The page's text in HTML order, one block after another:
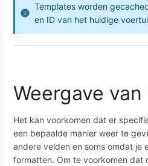
Templates worden
en ID van het huidige
Weergave
Het kan voorkomen dat er
een bepaalde manier weer te
andere velden en soms omdat je
formatten. Om te voorkomen dat